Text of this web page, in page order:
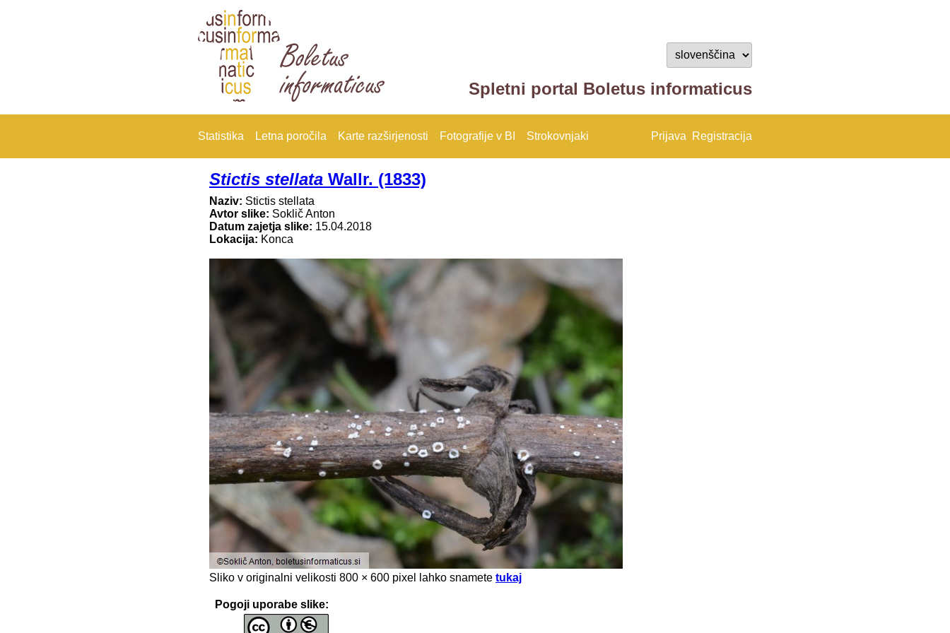
Spletni portal Boletus informaticus
Statistika Letna poročila Karte razširjenosti Fotografije v BI Strokovnjaki Prijava Registracija
Stictis stellata Wallr. (1833)
Naziv: Stictis stellata
Avtor slike: Soklič Anton
Datum zajetja slike: 15.04.2018
Lokacija: Konca
Sliko v originalni velikosti 800 × 600 pixel lahko snamete tukaj
Pogoji uporabe slike: